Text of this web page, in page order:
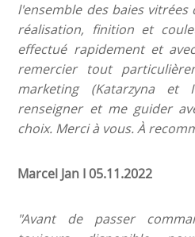
l'ensemble des baies vitrées
réalisation, finition et
effectué rapidement et
remercier tout
marketing (Katarzyna
renseigner et me guider
choix. Merci à vous. À
Marcel Jan I 05.11.2022
"Avant de passer